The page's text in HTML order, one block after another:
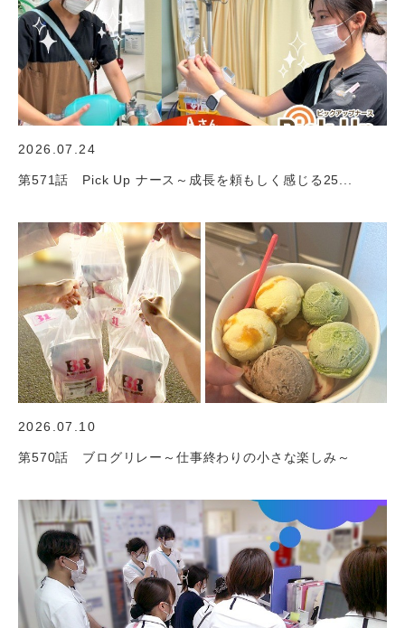
2026.07.24
第571話 Pick Up ナース～成長を頼もしく感じる25...
2026.07.10
第570話 ブログリレー～仕事終わりの小さな楽しみ～